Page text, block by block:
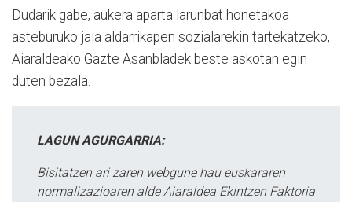
Dudarik gabe, aukera aparta larunbat honetakoa
asteburuko jaia aldarrikapen sozialarekin tartekatzeko,
Aiaraldeako Gazte Asanbladek beste askotan egin
duten bezala.
LAGUN AGURGARRIA:
Bisitatzen ari zaren webgune hau euskararen
normalizazioaren alde Aiaraldea Ekintzen Faktoria